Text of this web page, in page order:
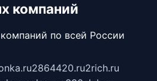
компаний
по всей России
2864420.ru2rich.ru